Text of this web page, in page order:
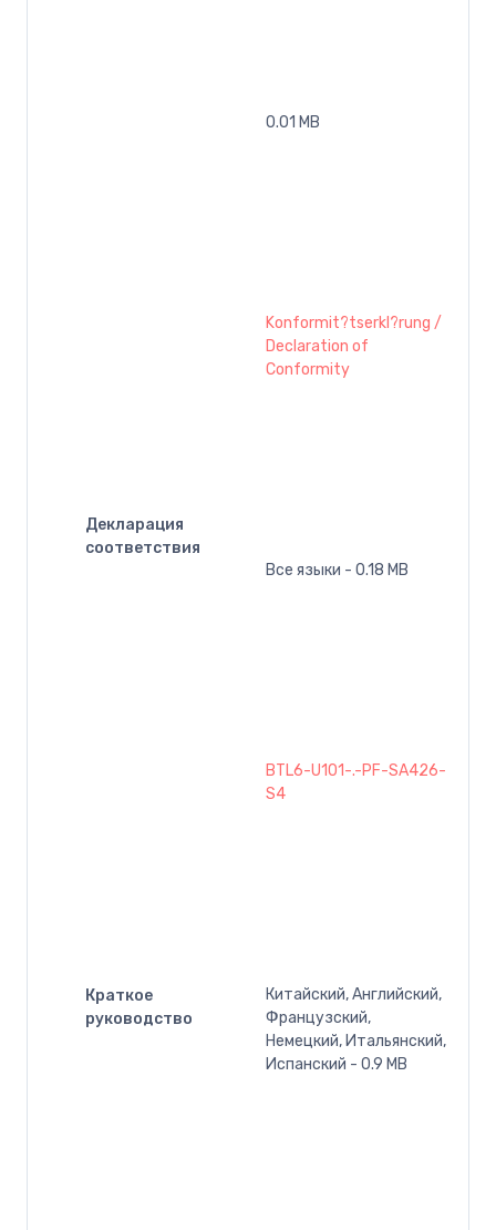
0.01 MB
Декларация
соответствия
Konformit?tserkl?rung /
Declaration of
Conformity
Все языки - 0.18 MB
Краткое
руководство
BTL6-U101-.-PF-SA426-
S4
Китайский, Английский,
Французский,
Немецкий, Итальянский,
Испанский - 0.9 MB